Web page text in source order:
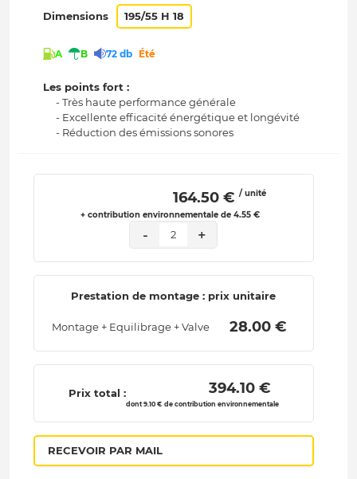
Dimensions 195/55 H 18
A B 72 db Été
Les points fort :
- Très haute performance générale
- Excellente efficacité énergétique et longévité
- Réduction des émissions sonores
164.50 € / unité
+ contribution environnementale de 4.55 €
- 2 +
Prestation de montage : prix unitaire
Montage + Equilibrage + Valve 28.00 €
Prix total : 394.10 €
dont 9.10 € de contribution environnementale
RECEVOIR PAR MAIL